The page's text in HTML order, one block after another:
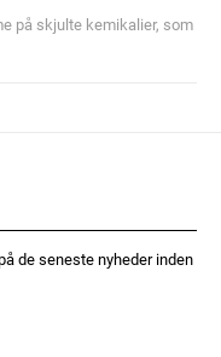
på skjulte kemikalier, som
de seneste nyheder inden